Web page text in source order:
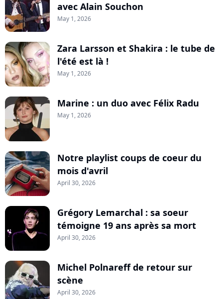
avec Alain Souchon
May 1, 2026
Zara Larsson et Shakira : le tube de
l'été est là !
May 1, 2026
Marine : un duo avec Félix Radu
May 1, 2026
Notre playlist coups de coeur du
mois d'avril
April 30, 2026
Grégory Lemarchal : sa soeur
témoigne 19 ans après sa mort
April 30, 2026
Michel Polnareff de retour sur
scène
April 30, 2026